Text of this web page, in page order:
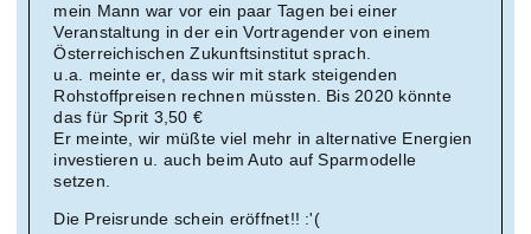
mein Mann war vor ein paar Tagen bei einer
Veranstaltung in der ein Vortragender von einem
Österreichischen Zukunftsinstitut sprach.
u.a. meinte er, dass wir mit stark steigenden
Rohstoffpreisen rechnen müssten. Bis 2020 könnte
das für Sprit 3,50 €
Er meinte, wir müßte viel mehr in alternative Energien
investieren u. auch beim Auto auf Sparmodelle
setzen.
Die Preisrunde schein eröffnet!! :'(